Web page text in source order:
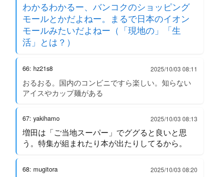
わかるわかるー、バンコクのショッピング
モールとかだよねー。まるで日本のイオン
モールみたいだよねー（「現地の」「生
活」とは？）
66: hz21s8 2025/10/03 08:11
おるおる。国内のコンビニですら楽しい。知らない
アイスやカップ麺がある
67: yakihamo 2025/10/03 08:13
増田は「ご当地スーパー」でググると良いと思
う。特集が組まれたり本が出たりしてるから。
68: mugitora 2025/10/03 08:20